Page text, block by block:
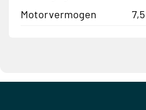
Motorvermogen